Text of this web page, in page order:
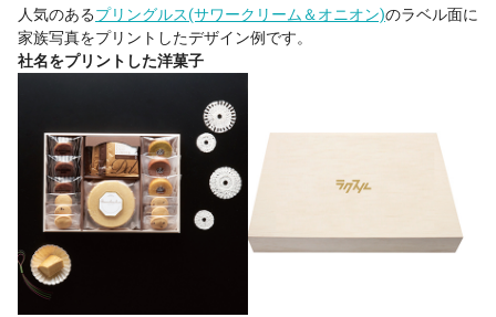
人気のあるプリングルス(サワークリーム＆オニオン)のラベル面に
家族写真をプリントしたデザイン例です。
社名をプリントした洋菓子